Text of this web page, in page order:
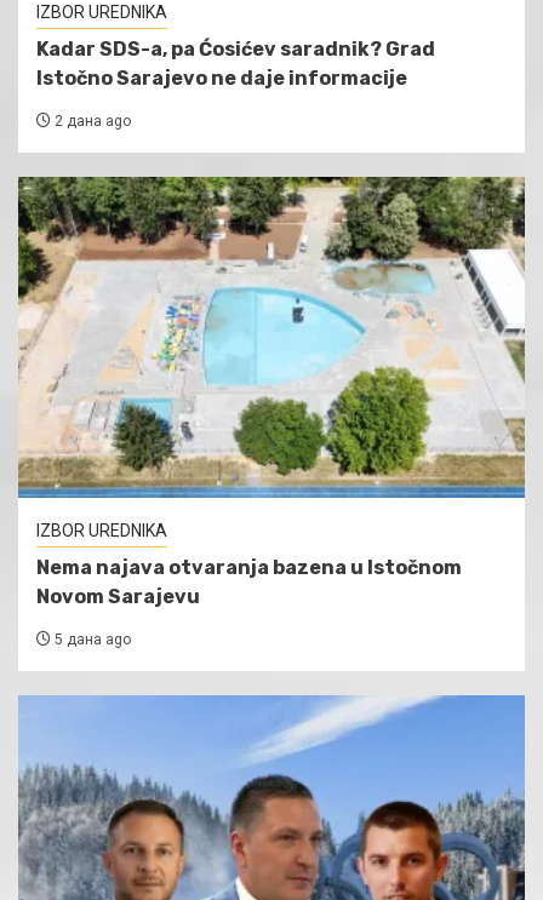
IZBOR UREDNIKA
Kadar SDS-a, pa Ćosićev saradnik? Grad
Istočno Sarajevo ne daje informacije
2 дана ago
IZBOR UREDNIKA
Nema najava otvaranja bazena u Istočnom
Novom Sarajevu
5 дана ago